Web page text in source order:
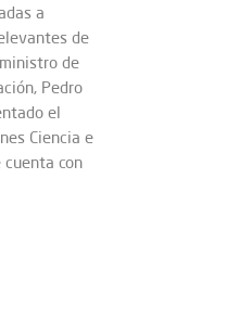
a
de
de
Pedro
el
Ciencia e
cuenta con